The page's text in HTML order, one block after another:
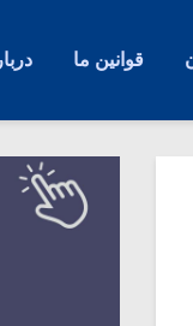
قوانین ما